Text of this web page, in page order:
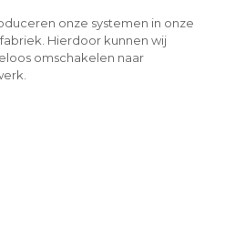
onze systemen in onze
Hierdoor kunnen wij
omschakelen naar